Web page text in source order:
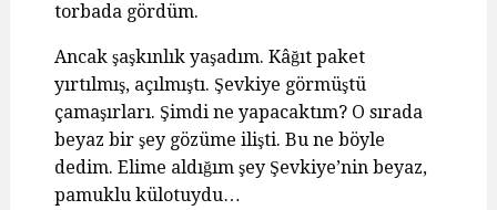
torbada gördüm.
Ancak şaşkınlık yaşadım. Kâğıt paket
yırtılmış, açılmıştı. Şevkiye görmüştü
çamaşırları. Şimdi ne yapacaktım? O sırada
beyaz bir şey gözüme ilişti. Bu ne böyle
dedim. Elime aldığım şey Şevkiye’nin beyaz,
pamuklu külotuydu…